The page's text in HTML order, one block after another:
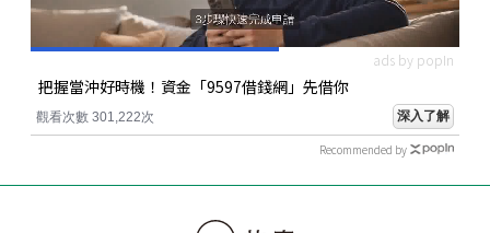
ads by popIn
把握當沖好時機！資金「9597借錢網」先借你
觀看次數 301,222次 深入了解
Recommended by